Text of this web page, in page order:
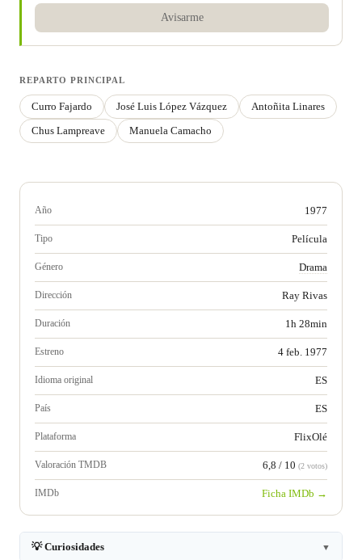
Avisarme
REPARTO PRINCIPAL
Curro Fajardo José Luis López Vázquez
Antoñita Linares
Chus Lampreave
Manuela Camacho
Año 1977
Tipo Película
Género Drama
Dirección Ray Rivas
Duración 1h 28min
Estreno 4 feb. 1977
Idioma original ES
País ES
Plataforma FlixOlé
Valoración TMDB 6,8 / 10 (2 votos)
IMDb Ficha IMDb →
💡 Curiosidades ▼